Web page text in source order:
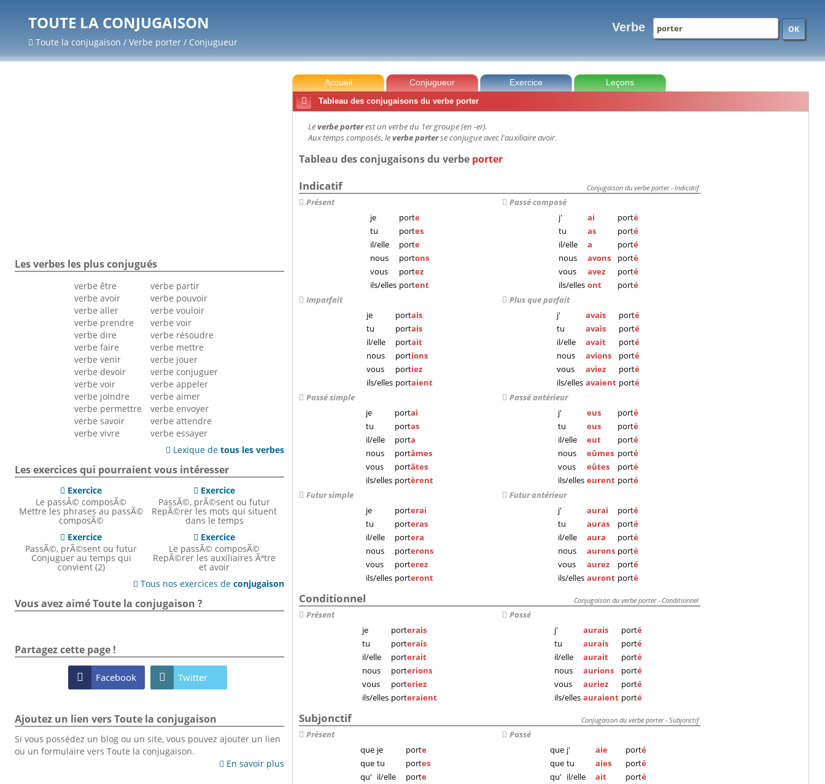
TOUTE LA CONJUGAISON
Toute la conjugaison / Verbe porter / Conjugueur
Verbe OK
Accueil Conjugueur Exercice
Leçons

Tableau des conjugaisons du verbe porter
Leverbe porterest un verbe du 1er groupe (en -er).
Aux temps composés, leverbe porterse conjugue avec l'auxiliaire avoir.
Tableau des conjugaisons du verbe porter
Conjugaison du verbe porter - Indicatif
Indicatif
Présent
je
porte
tu
portes
il/elle
porte
nous
portons
vous
portez
ils/elles portent
Passé composé
j'
ai porté
tu
as porté
il/elle
a porté
nous
avons porté
vous
avez porté
ils/elles ont porté
Imparfait
je
portais
tu
portais
il/elle
portait
nous
portions
vous
portiez
ils/elles portaient
Plus que parfait
j'
avais porté
tu
avais porté
il/elle
avait porté
nous
avions porté
vous
aviez porté
ils/elles avaient porté
Passé simple
je
portai
tu
portas
il/elle
porta
nous
portâmes
vous
portâtes
ils/elles portèrent
Passé antérieur
j'
eus porté
tu
eus porté
il/elle
eut porté
nous
eûmes porté
vous
eûtes porté
ils/elles eurent porté
Futur simple
je
porterai
tu
porteras
il/elle
portera
nous
porterons
vous
porterez
ils/elles porteront
Futur antérieur
j'
aurai porté
tu
auras porté
il/elle
aura porté
nous
aurons porté
vous
aurez porté
ils/elles auront porté
Conjugaison du verbe porter - Conditionnel
Conditionnel
Présent
je
porterais
tu
porterais
il/elle
porterait
nous
porterions
vous
porteriez
ils/elles porteraient
Passé
j'
aurais porté
tu
aurais porté
il/elle
aurait porté
nous
aurions porté
vous
auriez porté
ils/elles auraient porté
Conjugaison du verbe porter - Subjonctif
Subjonctif
Présent
que je porte
que tu portes
qu' il/elle porte
Passé
que j' aie porté
que tu aies porté
qu' il/elle ait porté
Les verbes les plus conjugués
verbe être
verbe avoir
verbe aller
verbe prendre
verbe dire
verbe faire
verbe venir
verbe devoir
verbe voir
verbe joindre
verbe permettre
verbe savoir
verbe vivre
verbe partir
verbe pouvoir
verbe vouloir
verbe voir
verbe résoudre
verbe mettre
verbe jouer
verbe conjuguer
verbe appeler
verbe aimer
verbe envoyer
verbe attendre
verbe essayer
 Lexique detous les verbes
Les exercices qui pourraient vous intéresser
 Exercice
Le passÃ© composÃ©
Mettre les phrases au passÃ©
composÃ©
 Exercice
PassÃ©, prÃ©sent ou futur
RepÃ©rer les mots qui situent
dans le temps
 Exercice
PassÃ©, prÃ©sent ou futur
Conjuguer au temps qui
convient (2)
 Exercice
Le passÃ© composÃ©
RepÃ©rer les auxiliaires Ãªtre
et avoir
 Tous nos exercices deconjugaison
Vous avez aimé Toute la conjugaison ?
Partagez cette page !
 Facebook  Twitter
Ajoutez un lien vers Toute la conjugaison
Si vous possédez un blog ou un site, vous pouvez ajouter un lien
ou un formulaire vers Toute la conjugaison.
 En savoir plus